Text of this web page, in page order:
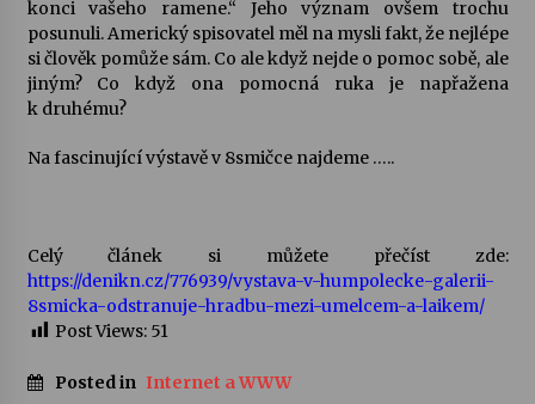
Vysočinka
17. 7. 2026
14. 7. 2026
odkaz Josefa Čapka
13. 7. 2026
3. 7. 2026
konci vašeho ramene.“ Jeho význam ovšem trochu
posunuli. Americký spisovatel měl na mysli fakt, že nejlépe
si člověk pomůže sám. Co ale když nejde o pomoc sobě, ale
jiným? Co když ona pomocná ruka je napřažena
k druhému?
Na fascinující výstavě v 8smičce najdeme …..
Celý článek si můžete přečíst zde:
https://denikn.cz/776939/vystava-v-humpolecke-galerii-
8smicka-odstranuje-hradbu-mezi-umelcem-a-laikem/
Post Views: 51
Posted in Internet a WWW